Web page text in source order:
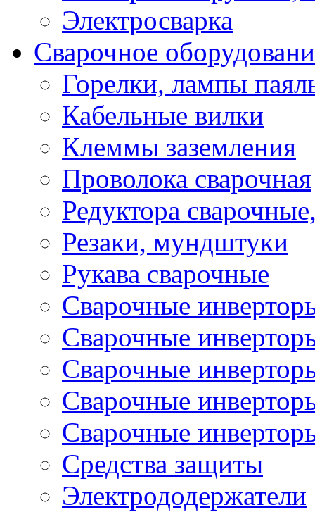
Электросварка
Сварочное
Горелки, лампы
Кабельные вилки
Клеммы заземления
Проволока сварочная
Редуктора
Резаки, мундштуки
Рукава сварочные
Сварочные
Сварочные
Сварочные
Сварочные
Сварочные
Средства защиты
Электрододержатели